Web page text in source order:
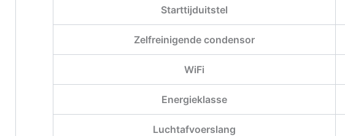
Starttijduitstel
Zelfreinigende condensor
WiFi
Energieklasse
Luchtafvoerslang